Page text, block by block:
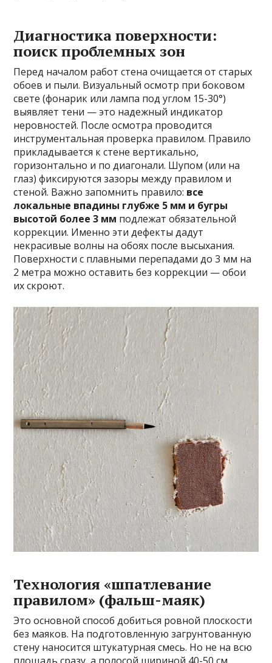
Диагностика поверхности:
поиск проблемных зон
Перед началом работ стена очищается от старых
обоев и пыли. Визуальный осмотр при боковом
свете (фонарик или лампа под углом 15-30°)
выявляет тени — это надежный индикатор
неровностей. После осмотра проводится
инструментальная проверка правилом. Правило
прикладывается к стене вертикально,
горизонтально и по диагонали. Шупом (или на
глаз) фиксируются зазоры между правилом и
стеной. Важно запомнить правило: все
локальные впадины глубже 5 мм и бугры
высотой более 3 мм подлежат обязательной
коррекции. Именно эти дефекты дадут
некрасивые волны на обоях после высыхания.
Поверхности с плавными перепадами до 3 мм на
2 метра можно оставить без коррекции — обои
их скроют.
Технология «шпатлевание
правилом» (фальш-маяк)
Это основной способ добиться ровной плоскости
без маяков. На подготовленную загрунтованную
стену наносится штукатурная смесь. Но не на всю